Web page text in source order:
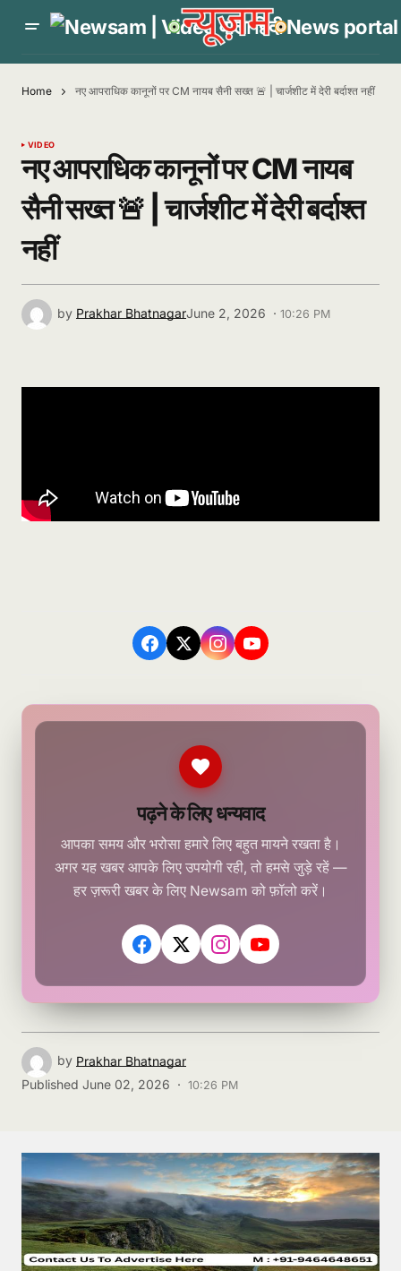
Home नए आपराधिक कानूनों पर CM नायब सैनी सख्त 🚨 | चार्जशीट में देरी बर्दाश्त नहीं
VIDEO
नए आपराधिक कानूनों पर CM नायब
सैनी सख्त 🚨 | चार्जशीट में देरी बर्दाश्त
नहीं
by Prakhar BhatnagarJune 2, 2026 · 10:26 PM
पढ़ने के लिए धन्यवाद
आपका समय और भरोसा हमारे लिए बहुत मायने रखता है।
अगर यह खबर आपके लिए उपयोगी रही, तो हमसे जुड़े रहें —
हर ज़रूरी खबर के लिए Newsam को फ़ॉलो करें।
by Prakhar Bhatnagar
Published June 02, 2026 · 10:26 PM